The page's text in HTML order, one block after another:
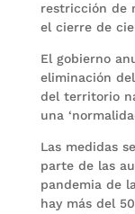
restricción de
el cierre de
El gobierno
eliminación
del territorio
una
Las medidas
parte de las
pandemia de
hay más del